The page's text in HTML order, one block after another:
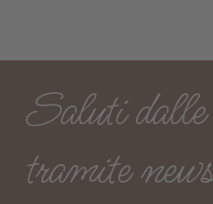
Saluti dalle
tramite